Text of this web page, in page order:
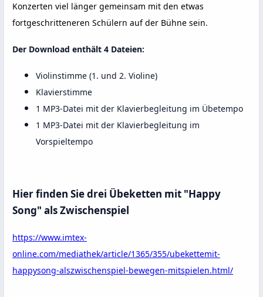
Konzerten viel länger gemeinsam mit den etwas
fortgeschritteneren Schülern auf der Bühne sein.
Der Download enthält 4 Dateien:
Violinstimme (1. und 2. Violine)
Klavierstimme
1 MP3-Datei mit der Klavierbegleitung im Übetempo
1 MP3-Datei mit der Klavierbegleitung im
Vorspieltempo
Hier finden Sie drei Übeketten mit "Happy
Song" als Zwischenspiel
https://www.imtex-
online.com/mediathek/article/1365/355/ubekettemit-
happysong-alszwischenspiel-bewegen-mitspielen.html/